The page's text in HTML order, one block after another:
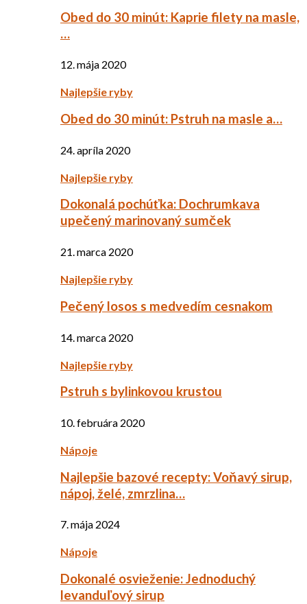
Obed do 30 minút: Kaprie filety na masle,
…
12. mája 2020
Najlepšie ryby
Obed do 30 minút: Pstruh na masle a…
24. apríla 2020
Najlepšie ryby
Dokonalá pochúťka: Dochrumkava
upečený marinovaný sumček
21. marca 2020
Najlepšie ryby
Pečený losos s medvedím cesnakom
14. marca 2020
Najlepšie ryby
Pstruh s bylinkovou krustou
10. februára 2020
Nápoje
Najlepšie bazové recepty: Voňavý sirup,
nápoj, želé, zmrzlina…
7. mája 2024
Nápoje
Dokonalé osvieženie: Jednoduchý
levanduľový sirup